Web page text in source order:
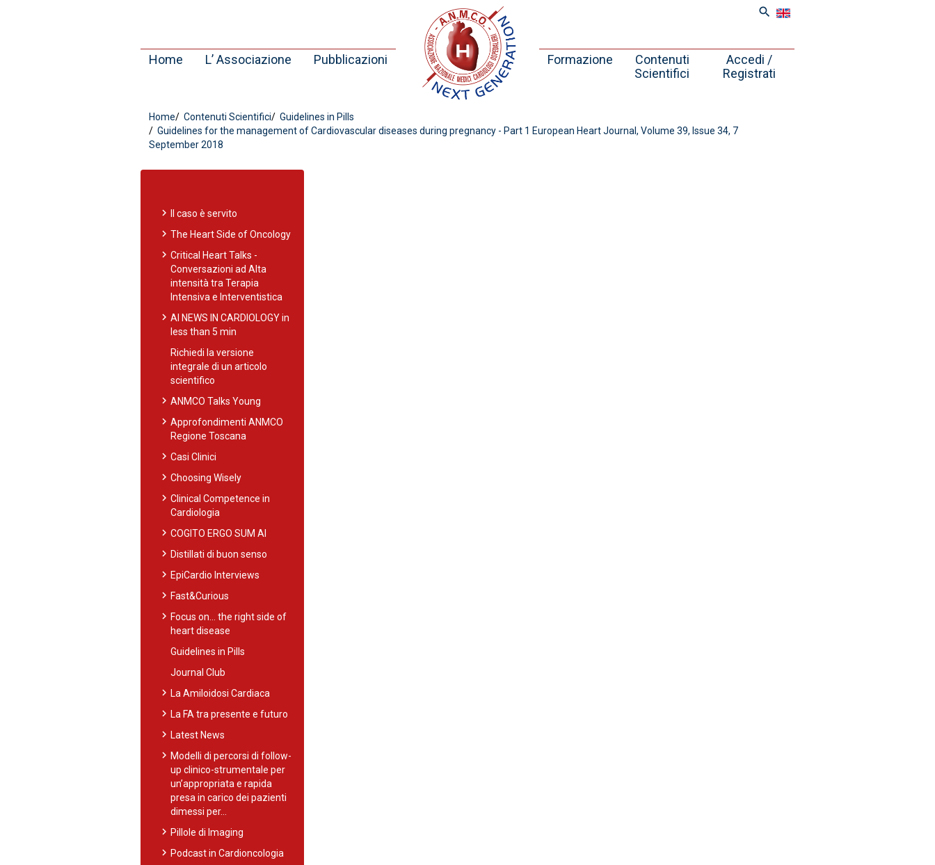
search
Home L’ Associazione Pubblicazioni Formazione
Contenuti
Scientifici
Accedi /
Registrati
Home Contenuti Scientifici
Guidelines in Pills
Guidelines for the management of Cardiovascular diseases during pregnancy - Part 1 European Heart Journal, Volume 39, Issue 34, 7
September 2018
chevron_right Il caso è servito
chevron_rightThe Heart Side of Oncology
chevron_rightCritical Heart Talks -
Conversazioni ad Alta
intensità tra Terapia
Intensiva e Interventistica
chevron_rightAI NEWS IN CARDIOLOGY in
less than 5 min
Richiedi la versione
integrale di un articolo
scientifico
chevron_rightANMCO Talks Young
chevron_rightApprofondimenti ANMCO
Regione Toscana
chevron_rightCasi Clinici
chevron_rightChoosing Wisely
chevron_rightClinical Competence in
Cardiologia
chevron_rightCOGITO ERGO SUM AI
chevron_rightDistillati di buon senso
chevron_rightEpiCardio Interviews
chevron_rightFast&Curious
chevron_rightFocus on… the right side of
heart disease
Guidelines in Pills
Journal Club
chevron_rightLa Amiloidosi Cardiaca
chevron_rightLa FA tra presente e futuro
chevron_rightLatest News
chevron_rightModelli di percorsi di follow-
up clinico-strumentale per
un’appropriata e rapida
presa in carico dei pazienti
dimessi per…
chevron_rightPillole di Imaging
chevron_rightPodcast in Cardioncologia